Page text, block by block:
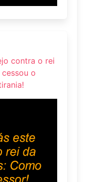
contra o rei
o